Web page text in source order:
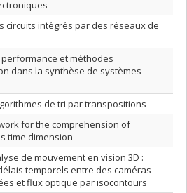
circuits intégrés par des réseaux de
et méthodes
dans la synthèse de systèmes
de tri par transpositions
for the comprehension of
time dimension
de mouvement en vision 3D :
temporels entre des caméras
et flux optique par isocontours